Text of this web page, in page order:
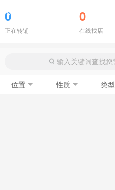
0
正在转铺
0
在线找店
位置 性质 类型